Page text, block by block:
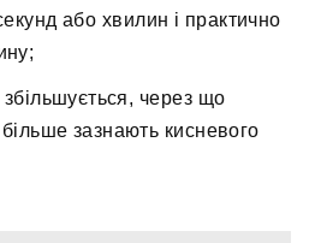
або хвилин і практично
збільшується, через що
зазнають кисневого